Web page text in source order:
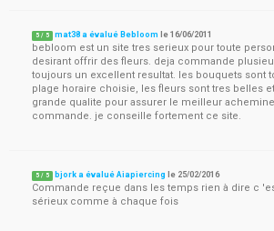
5 / 5 mat38 a évalué Bebloom le16/06/2011
bebloom est un site tres serieux pour toute
desirant offrir des fleurs. deja commande
toujours un excellent resultat. les bouquets sont
plage horaire choisie, les fleurs sont tres belles
grande qualite pour assurer le meilleur
commande. je conseille fortement ce site.
5 / 5 bjork a évalué Aiapiercing le 25/02/2016
Commande reçue dans les temps rien à dire c
sérieux comme à chaque fois